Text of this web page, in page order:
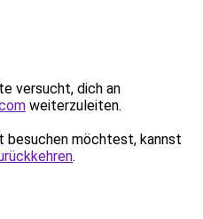
versucht, dich an
weiterzuleiten.
besuchen möchtest, kannst
.